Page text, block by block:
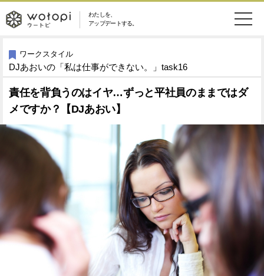
わたしを、
アップデートする。
wotopi
-
ウ
ー
ト
メ
ニ
ュ
ー
恋愛・結婚
美容・コスメ 妊娠・出産
健康
ライフスタイル ファッション
ソーシャル
アイテム
ウートピとは？
ワークスタイル
DJあおいの「私は仕事ができない。」task16
責任を背負うのはイヤ…ずっと平社員のままではダ
メですか？【DJあおい】